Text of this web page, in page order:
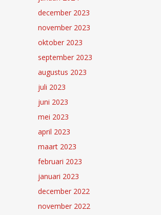
december 2023
november 2023
oktober 2023
september 2023
augustus 2023
juli 2023
juni 2023
mei 2023
april 2023
maart 2023
februari 2023
januari 2023
december 2022
november 2022